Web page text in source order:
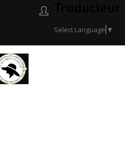
Select Language ▼